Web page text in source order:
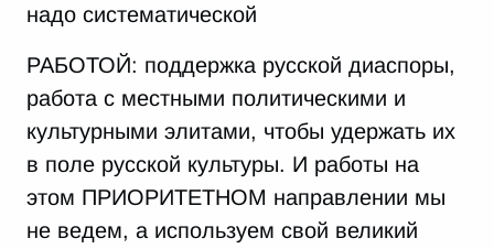
надо систематической
РАБОТОЙ: поддержка русской диаспоры,
работа с местными политическими и
культурными элитами, чтобы удержать их
в поле русской культуры. И работы на
этом ПРИОРИТЕТНОМ направлении мы
не ведем, а используем свой великий